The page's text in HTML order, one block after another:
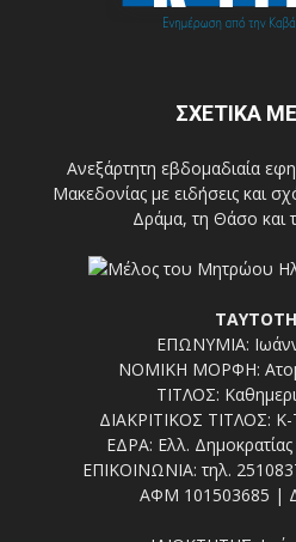
ΣΧΕΤΙΚΑ
Ανεξάρτητη εβδομαδιαία
Μακεδονίας με ειδήσεις και
Δράμα, τη Θάσο και
ΕΠΩΝΥΜΙΑ:
ΝΟΜΙΚΗ ΜΟΡΦΗ:
ΤΙΤΛΟΣ:
ΔΙΑΚΡΙΤΙΚΟΣ ΤΙΤΛΟΣ:
ΕΔΡΑ: Ελλ.
ΕΠΙΚΟΙΝΩΝΙΑ: τηλ.
ΑΦΜ 101503685 |